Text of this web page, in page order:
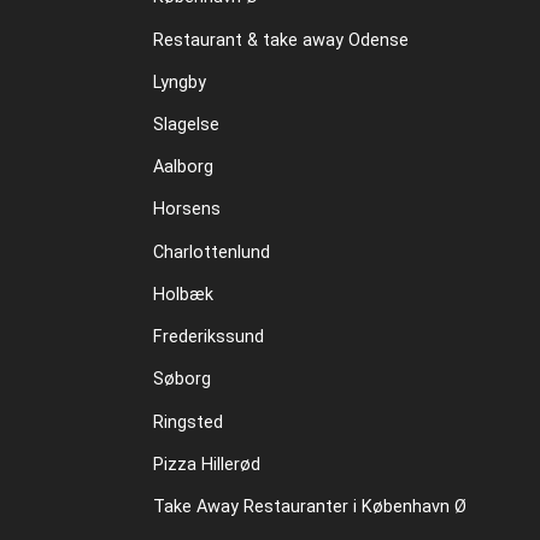
Restaurant & take away Odense
Lyngby
Slagelse
Aalborg
Horsens
Charlottenlund
Holbæk
Frederikssund
Søborg
Ringsted
Pizza Hillerød
Take Away Restauranter i København Ø